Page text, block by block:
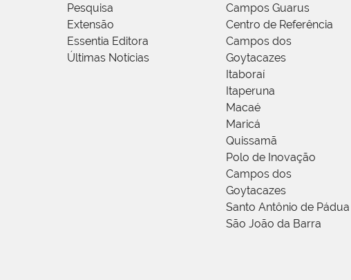
Pesquisa
Extensão
Essentia Editora
Últimas Notícias
Campos Guarus
Centro de Referência
Campos dos
Goytacazes
Itaboraí
Itaperuna
Macaé
Maricá
Quissamã
Polo de Inovação
Campos dos
Goytacazes
Santo Antônio de Pádua
São João da Barra